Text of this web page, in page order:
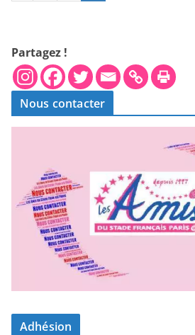
Partagez !
Nous contacter
Adhésion